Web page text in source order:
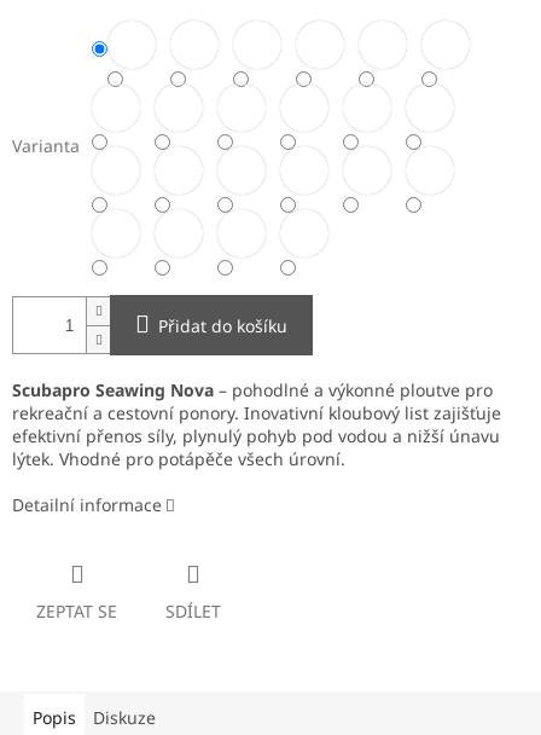
Varianta
Přidat do košíku
Scubapro Seawing Nova – pohodlné a výkonné ploutve pro
rekreační a cestovní ponory. Inovativní kloubový list zajišťuje
efektivní přenos síly, plynulý pohyb pod vodou a nižší únavu
lýtek. Vhodné pro potápěče všech úrovní.
Detailní informace
ZEPTAT SE SDÍLET
Popis Diskuze